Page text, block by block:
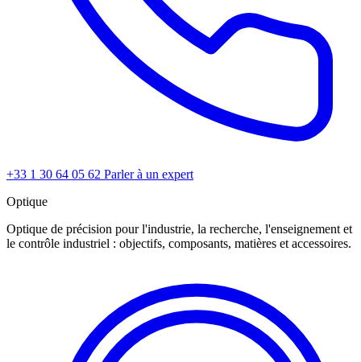
+33 1 30 64 05 62 Parler à un expert
Optique
Optique de précision pour l'industrie, la recherche, l'enseignement et
le contrôle industriel : objectifs, composants, matières et accessoires.